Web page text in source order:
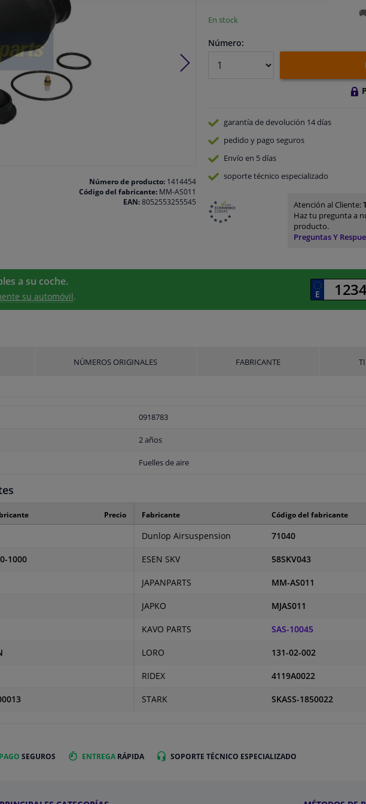
Número de producto:1414454
Código del fabricante:MM-AS011
EAN:8052553255545
En stock
Número:
garantía de devolución 14 días
pedido y pago seguros
Envío en 5 días
soporte técnico especializado
Atención al Cliente:
Haz tu pregunta a
producto.
Preguntas Y
a su coche.
su automóvil.
NÚMEROS ORIGINALES FABRICANTE
0918783
2 años
Fuelles de aire
Precio
1000
Fabricante Código del fabricante
Dunlop Airsuspension 71040
ESEN SKV 58SKV043
JAPANPARTS MM-AS011
JAPKO MJAS011
KAVO PARTS SAS-10045
LORO 131-02-002
RIDEX 4119A0022
STARK SKASS-1850022
SEGUROS ENTREGA RÁPIDA SOPORTE TÉCNICO ESPECIALIZADO